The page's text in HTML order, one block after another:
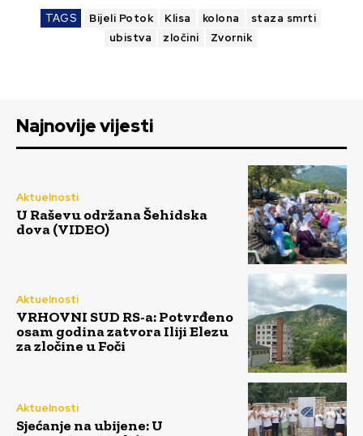
TAGS Bijeli Potok Klisa kolona
staza smrti
ubistva
zločini Zvornik
Najnovije vijesti
Aktuelnosti
U Raševu održana Šehidska
dova (VIDEO)
Aktuelnosti
VRHOVNI SUD RS-a: Potvrđeno
osam godina zatvora Iliji Elezu
za zločine u Foči
Aktuelnosti
Sjećanje na ubijene: U